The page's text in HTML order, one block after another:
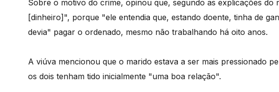
Sobre o motivo do crime, opinou que, segundo as explicações do
[dinheiro]", porque "ele entendia que, estando doente, tinha de
devia" pagar o ordenado, mesmo não trabalhando há oito anos.
A viúva mencionou que o marido estava a ser mais pressionado
os dois tenham tido inicialmente "uma boa relação".